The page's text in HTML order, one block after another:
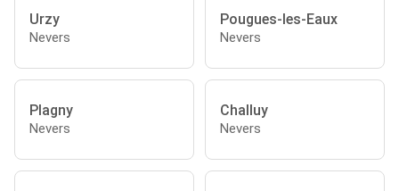
Urzy
Nevers
Pougues-les-Eaux
Nevers
Plagny
Nevers
Challuy
Nevers